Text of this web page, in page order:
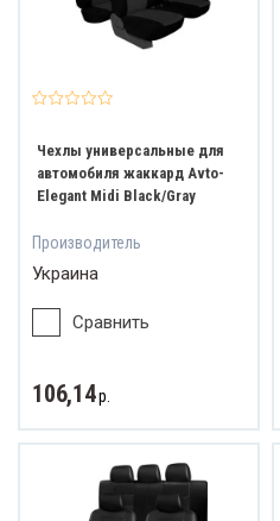
Чехлы универсальные для
автомобиля жаккард Avto-
Elegant Midi Black/Gray
Производитель
Украина
Сравнить
106,14р.